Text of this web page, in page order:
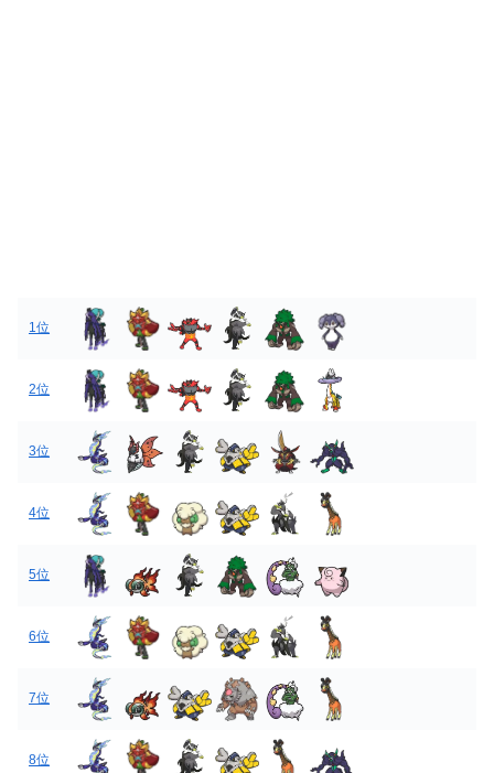
1位
2位
3位
4位
5位
6位
7位
8位